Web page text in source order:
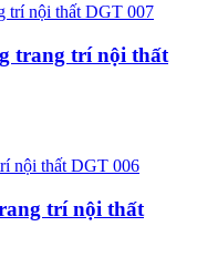
trang trí nội thất
trí nội thất